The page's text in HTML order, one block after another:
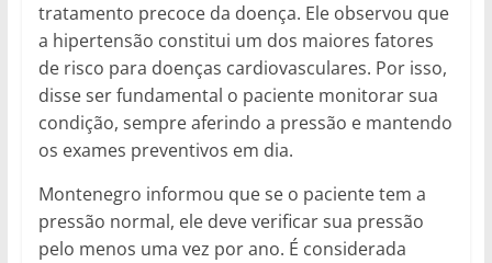
tratamento precoce da doença. Ele observou que
a hipertensão constitui um dos maiores fatores
de risco para doenças cardiovasculares. Por isso,
disse ser fundamental o paciente monitorar sua
condição, sempre aferindo a pressão e mantendo
os exames preventivos em dia.
Montenegro informou que se o paciente tem a
pressão normal, ele deve verificar sua pressão
pelo menos uma vez por ano. É considerada